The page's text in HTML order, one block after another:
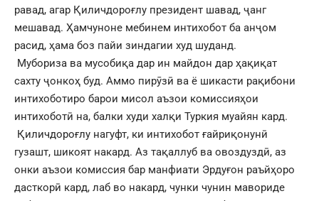
равад, агар Қиличдороғлу президент шавад, ҷанг
мешавад. Ҳамчуноне мебинем интихобот ба анҷом
расид, ҳама боз пайи зиндагии худ шуданд.
Мубориза ва мусобиқа дар ин майдон дар ҳақиқат
сахту ҷонкоҳ буд. Аммо пирӯзӣ ва ё шикасти рақибони
интихоботиро барои мисол аъзои комиссияҳои
интихоботӣ на, балки худи халқи Туркия муайян кард.
Қиличдороғлу нагуфт, ки интихобот ғайриқонунӣ
гузашт, шикоят накард. Аз тақаллуб ва овоздуздӣ, аз
онки аъзои комиссия бар манфиати Эрдуғон раъйҳоро
дасткорӣ кард, лаб во накард, чунки чунин мавориде